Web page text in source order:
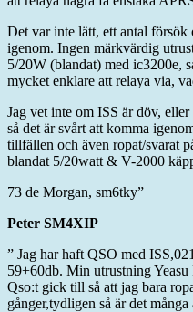
Det var inte lätt, ett antal
igenom. Ingen märkvärdig
5/20W (blandat) med ic3200e,
mycket enklare att relaya via,
Jag vet inte om ISS är döv,
så det är svårt att komma
tillfällen och även ropat/svarat
blandat 5/20watt & V-2000
73 de Morgan, sm6tky”
Peter SM4XIP
” Jag har haft QSO med
59+60db. Min utrustning
Qso:t gick till så att jag bara
gånger,tydligen så är det